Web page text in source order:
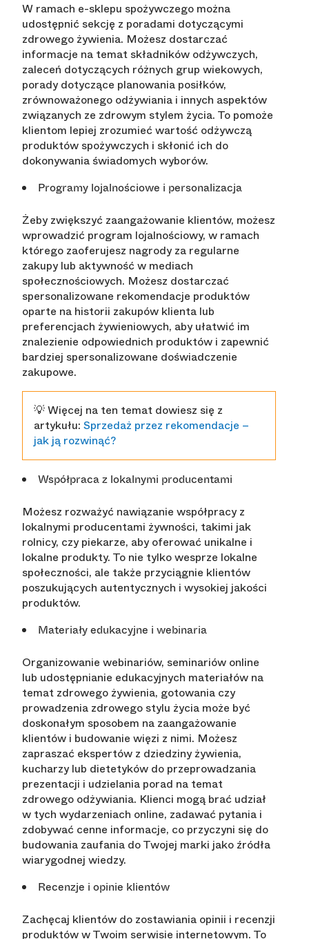
W ramach e-sklepu spożywczego można
udostępnić sekcję z poradami dotyczącymi
zdrowego żywienia. Możesz dostarczać
informacje na temat składników odżywczych,
zaleceń dotyczących różnych grup wiekowych,
porady dotyczące planowania posiłków,
zrównoważonego odżywiania i innych aspektów
związanych ze zdrowym stylem życia. To pomoże
klientom lepiej zrozumieć wartość odżywczą
produktów spożywczych i skłonić ich do
dokonywania świadomych wyborów.
Programy lojalnościowe i personalizacja
Żeby zwiększyć zaangażowanie klientów, możesz
wprowadzić program lojalnościowy, w ramach
którego zaoferujesz nagrody za regularne
zakupy lub aktywność w mediach
społecznościowych. Możesz dostarczać
spersonalizowane rekomendacje produktów
oparte na historii zakupów klienta lub
preferencjach żywieniowych, aby ułatwić im
znalezienie odpowiednich produktów i zapewnić
bardziej spersonalizowane doświadczenie
zakupowe.
💡 Więcej na ten temat dowiesz się z
artykułu: Sprzedaż przez rekomendacje –
jak ją rozwinąć?
Współpraca z lokalnymi producentami
Możesz rozważyć nawiązanie współpracy z
lokalnymi producentami żywności, takimi jak
rolnicy, czy piekarze, aby oferować unikalne i
lokalne produkty. To nie tylko wesprze lokalne
społeczności, ale także przyciągnie klientów
poszukujących autentycznych i wysokiej jakości
produktów.
Materiały edukacyjne i webinaria
Organizowanie webinariów, seminariów online
lub udostępnianie edukacyjnych materiałów na
temat zdrowego żywienia, gotowania czy
prowadzenia zdrowego stylu życia może być
doskonałym sposobem na zaangażowanie
klientów i budowanie więzi z nimi. Możesz
zapraszać ekspertów z dziedziny żywienia,
kucharzy lub dietetyków do przeprowadzania
prezentacji i udzielania porad na temat
zdrowego odżywiania. Klienci mogą brać udział
w tych wydarzeniach online, zadawać pytania i
zdobywać cenne informacje, co przyczyni się do
budowania zaufania do Twojej marki jako źródła
wiarygodnej wiedzy.
Recenzje i opinie klientów
Zachęcaj klientów do zostawiania opinii i recenzji
produktów w Twoim serwisie internetowym. To